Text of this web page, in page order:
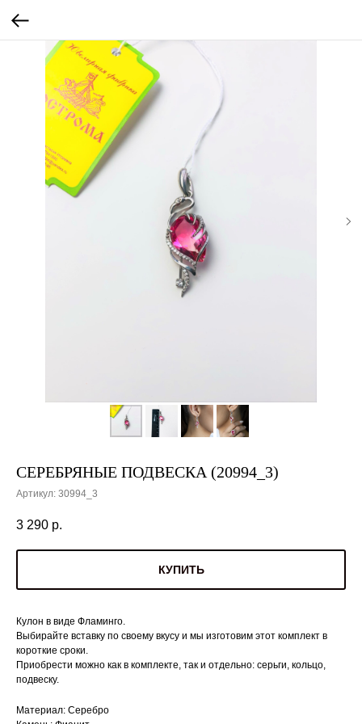
СЕРЕБРЯНЫЕ ПОДВЕСКА (20994_3)
Артикул: 30994_3
3 290 р.
КУПИТЬ
Кулон в виде Фламинго.
Выбирайте вставку по своему вкусу и мы изготовим этот комплект в
короткие сроки.
Приобрести можно как в комплекте, так и отдельно: серьги, кольцо,
подвеску.
Материал: Серебро